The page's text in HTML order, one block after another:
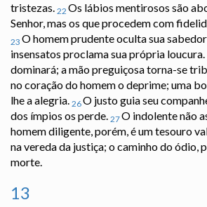
tristezas. 22 Os lábios mentirosos são
Senhor, mas os que procedem com
23 O homem prudente oculta sua
insensatos proclama sua própria loucura.
dominará; a mão preguiçosa torna-se
no coração do homem o deprime; uma
lhe a alegria. 26O justo guia seu
dos ímpios os perde. 27O indolente não
homem diligente, porém, é um tesouro
na vereda da justiça; o caminho do ódio,
morte.
13